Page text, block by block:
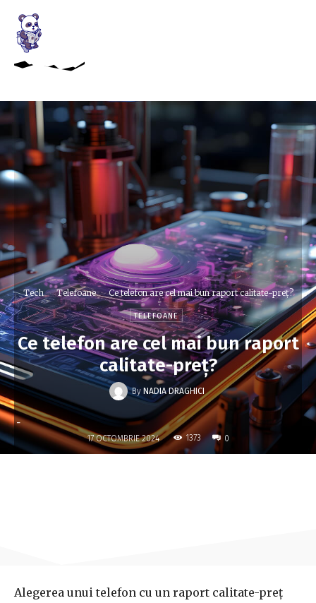
Tech Telefoane Ce telefon are cel mai bun raport calitate-preț?
TELEFOANE
Ce telefon are cel mai bun raport
calitate-preț?
By NADIA DRAGHICI
-
17 OCTOMBRIE 2024 1373 0
Alegerea unui telefon cu un raport calitate-preț